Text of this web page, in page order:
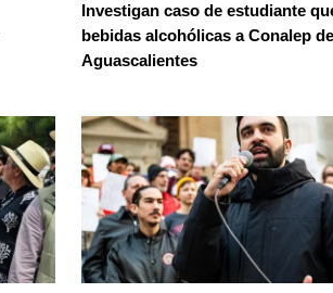
Investigan caso de estudiante
bebidas alcohólicas a Conalep de
Aguascalientes